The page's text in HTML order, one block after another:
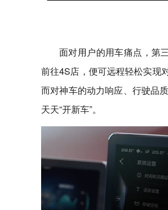
面对用户的用车痛点，第
前往4S店，便可远程轻松实现
而对神车的动力响应、行驶品
天天“开新车”。